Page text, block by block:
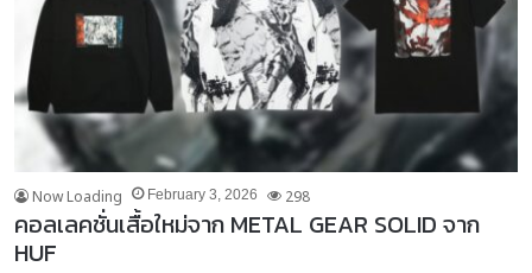
Now Loading February 3, 2026 298
คอลเลคชั่นเสื้อใหม่จาก METAL GEAR SOLID จาก
HUF